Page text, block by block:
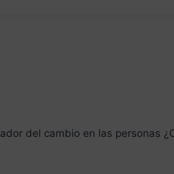
del cambio en las personas